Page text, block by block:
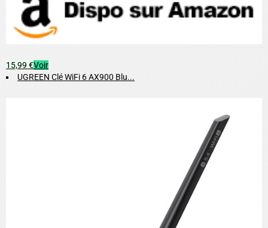
15,99 €Voir
UGREEN Clé WiFi 6 AX900 Blu...